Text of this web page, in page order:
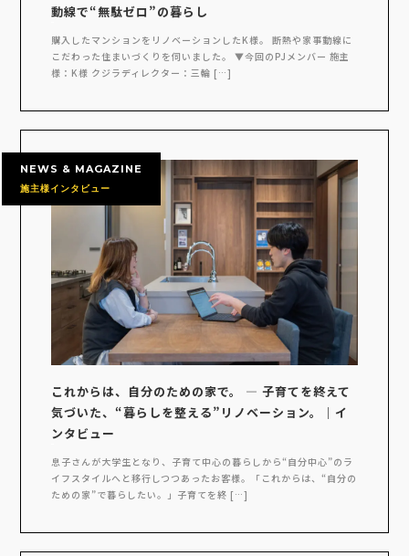
動線で“無駄ゼロ”の暮らし
購入したマンションをリノベーションしたK様。 断熱や家事動線に
こだわった住まいづくりを伺いました。 ▼今回のPJメンバー 施主
様：K様 クジラディレクター：三輪 […]
NEWS & MAGAZINE
施主様インタビュー
これからは、自分のための家で。 ― 子育てを終えて
気づいた、“暮らしを整える”リノベーション。｜イ
ンタビュー
息子さんが大学生となり、子育て中心の暮らしから“自分中心”のラ
イフスタイルへと移行しつつあったお客様。「これからは、“自分の
ための家”で暮らしたい。」子育てを終 […]